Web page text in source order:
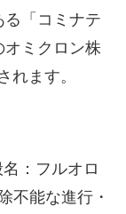
る「コミナテ
オミクロン株
ます。
：フルオロ
不能な進行・